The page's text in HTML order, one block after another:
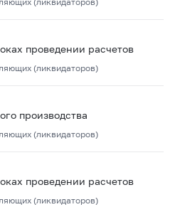
проведении расчетов
(ликвидаторов)
производства
(ликвидаторов)
проведении расчетов
(ликвидаторов)